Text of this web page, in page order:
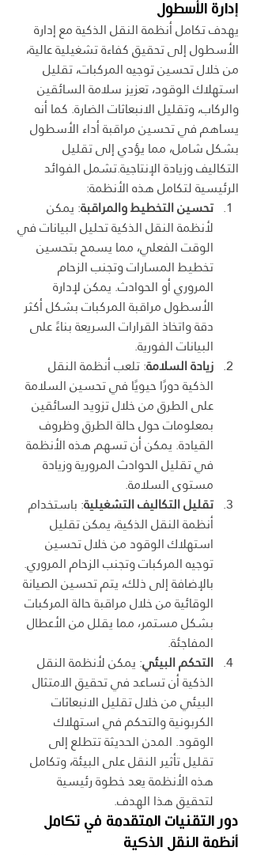
إدارة الأسطول
يهدف تكامل أنظمة النقل الذكية مع إدارة
الأسطول إلى تحقيق كفاءة تشغيلية عالية،
من خلال تحسين توجيه المركبات، تقليل
استهلاك الوقود، تعزيز سلامة السائقين
والركاب، وتقليل الانبعاثات الضارة. كما أنه
يساهم في تحسين مراقبة أداء الأسطول
بشكل شامل، مما يؤدي إلى تقليل
التكاليف وزيادة الإنتاجية.تشمل الفوائد
الرئيسية لتكامل هذه الأنظمة:
تحسين التخطيط والمراقبة: يمكن
لأنظمة النقل الذكية تحليل البيانات في
الوقت الفعلي، مما يسمح بتحسين
تخطيط المسارات وتجنب الزحام
المروري أو الحوادث. يمكن لإدارة
الأسطول مراقبة المركبات بشكل أكثر
دقة واتخاذ القرارات السريعة بناءً على
البيانات الفورية.
زيادة السلامة: تلعب أنظمة النقل
الذكية دورًا حيويًا في تحسين السلامة
على الطرق من خلال تزويد السائقين
بمعلومات حول حالة الطرق وظروف
القيادة. يمكن أن تسهم هذه الأنظمة
في تقليل الحوادث المرورية وزيادة
مستوى السلامة.
تقليل التكاليف التشغيلية: باستخدام
أنظمة النقل الذكية، يمكن تقليل
استهلاك الوقود من خلال تحسين
توجيه المركبات وتجنب الزحام المروري.
بالإضافة إلى ذلك، يتم تحسين الصيانة
الوقائية من خلال مراقبة حالة المركبات
بشكل مستمر، مما يقلل من الأعطال
المفاجئة.
التحكم البيئي: يمكن لأنظمة النقل
الذكية أن تساعد في تحقيق الامتثال
البيئي من خلال تقليل الانبعاثات
الكربونية والتحكم في استهلاك
الوقود. المدن الحديثة تتطلع إلى
تقليل تأثير النقل على البيئة، وتكامل
هذه الأنظمة يعد خطوة رئيسية
لتحقيق هذا الهدف.
دور التقنيات المتقدمة في تكامل
أنظمة النقل الذكية